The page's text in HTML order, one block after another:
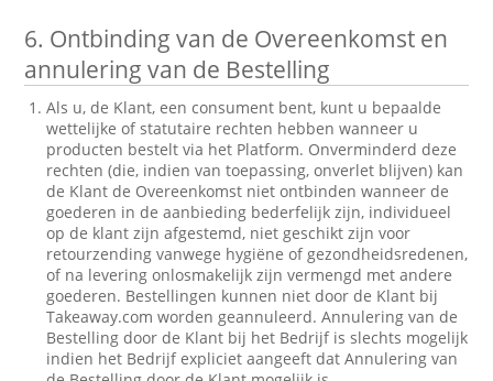
6. Ontbinding van de Overeenkomst en
annulering van de Bestelling
Als u, de Klant, een consument bent, kunt u bepaalde
wettelijke of statutaire rechten hebben wanneer u
producten bestelt via het Platform. Onverminderd deze
rechten (die, indien van toepassing, onverlet blijven) kan
de Klant de Overeenkomst niet ontbinden wanneer de
goederen in de aanbieding bederfelijk zijn, individueel
op de klant zijn afgestemd, niet geschikt zijn voor
retourzending vanwege hygiëne of gezondheidsredenen,
of na levering onlosmakelijk zijn vermengd met andere
goederen. Bestellingen kunnen niet door de Klant bij
Takeaway.com worden geannuleerd. Annulering van de
Bestelling door de Klant bij het Bedrijf is slechts mogelijk
indien het Bedrijf expliciet aangeeft dat Annulering van